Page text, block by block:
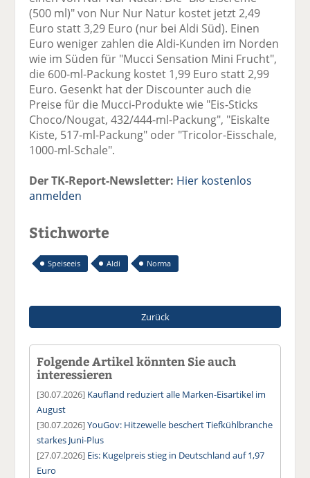
(500 ml)" von Nur Nur Natur kostet jetzt 2,49
Euro statt 3,29 Euro (nur bei Aldi Süd). Einen
Euro weniger zahlen die Aldi-Kunden im Norden
wie im Süden für "Mucci Sensation Mini Frucht",
die 600-ml-Packung kostet 1,99 Euro statt 2,99
Euro. Gesenkt hat der Discounter auch die
Preise für die Mucci-Produkte wie "Eis-Sticks
Choco/Nougat, 432/444-ml-Packung", "Eiskalte
Kiste, 517-ml-Packung" oder "Tricolor-Eisschale,
1000-ml-Schale".
Der TK-Report-Newsletter: Hier kostenlos
anmelden
Stichworte
Speiseeis Aldi Norma
Zurück
Folgende Artikel könnten Sie auch
interessieren
[30.07.2026] Kaufland reduziert alle Marken-Eisartikel im
August
[30.07.2026]YouGov: Hitzewelle beschert Tiefkühlbranche
starkes Juni-Plus
[27.07.2026] Eis: Kugelpreis stieg in Deutschland auf 1,97
Euro